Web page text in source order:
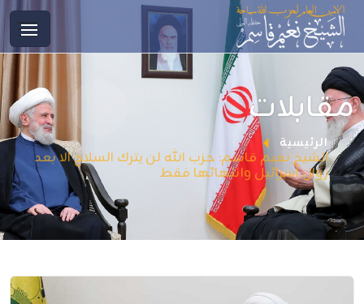
مقابلات
الرئيسية
الشيخ نعيم قاسم: حزب الله لن يترك السلاح الا بعد
زوال اسرائيل وانتهائها فقط